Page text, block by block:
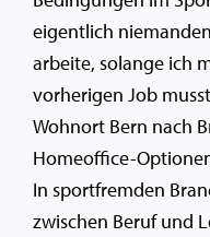
eigentlich
arbeite, solange ich
vorherigen Job
Wohnort Bern nach
Homeoffice-
In sportfremden
zwischen Beruf und